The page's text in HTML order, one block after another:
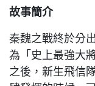
故事簡介
秦魏之戰終於分
為「史上最強大
之後，新生飛信